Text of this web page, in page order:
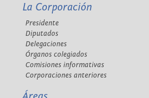
La Corporación
Presidente
Diputados
Delegaciones
Órganos colegiados
Comisiones informativas
Corporaciones anteriores